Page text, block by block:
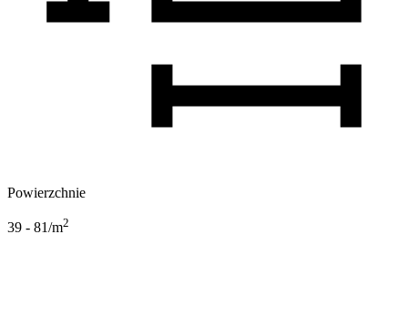
Powierzchnie
39 - 81/m2